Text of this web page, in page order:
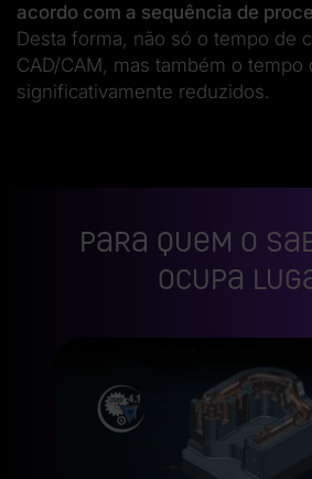
acordo com a sequência de
Desta forma, não só o tempo de
CAD/CAM, mas também o tempo
significativamente reduzidos.
Para quem o
ocupa